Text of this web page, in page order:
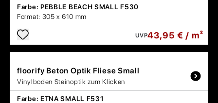
Farbe: PEBBLE BEACH SMALL F530
Format: 305 x 610 mm
UVP43,95 € / m²
floorify Beton Optik Fliese Small
Vinylboden Steinoptik zum Klicken
Farbe: ETNA SMALL F531